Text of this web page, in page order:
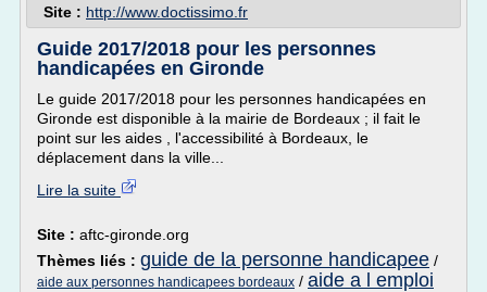
Site : http://www.doctissimo.fr
Guide 2017/2018 pour les personnes
handicapées en Gironde
Le guide 2017/2018 pour les personnes handicapées en
Gironde est disponible à la mairie de Bordeaux ; il fait le
point sur les aides , l'accessibilité à Bordeaux, le
déplacement dans la ville...
Lire la suite
Site : aftc-gironde.org
Thèmes liés : guide de la personne handicapee /
aide aux personnes handicapees bordeaux / aide a l emploi